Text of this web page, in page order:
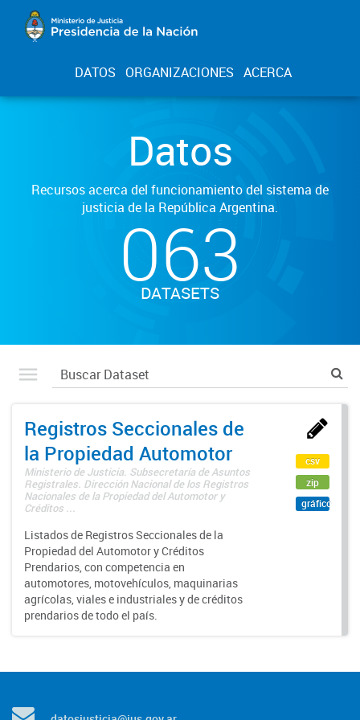
DATOS ORGANIZACIONES ACERCA
Datos
Recursos acerca del funcionamiento del sistema de
justicia de la República Argentina.
063
DATASETS
Registros Seccionales de
la Propiedad Automotor
Ministerio de Justicia. Subsecretaría de Asuntos
Registrales. Dirección Nacional de los Registros
Nacionales de la Propiedad del Automotor y
Créditos ...
Listados de Registros Seccionales de la
Propiedad del Automotor y Créditos
Prendarios, con competencia en
automotores, motovehículos, maquinarias
agrícolas, viales e industriales y de créditos
prendarios de todo el país.
csv
zip
gráfico